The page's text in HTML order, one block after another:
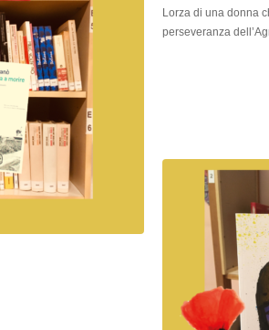
Lorza di una donna
perseveranza